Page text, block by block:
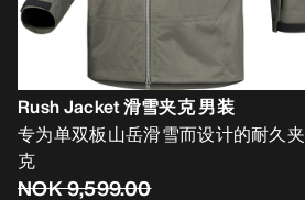
Rush Jacket 滑雪夹克 男装
专为单双板山岳滑雪而设计的耐久夹
克
NOK 9,599.00